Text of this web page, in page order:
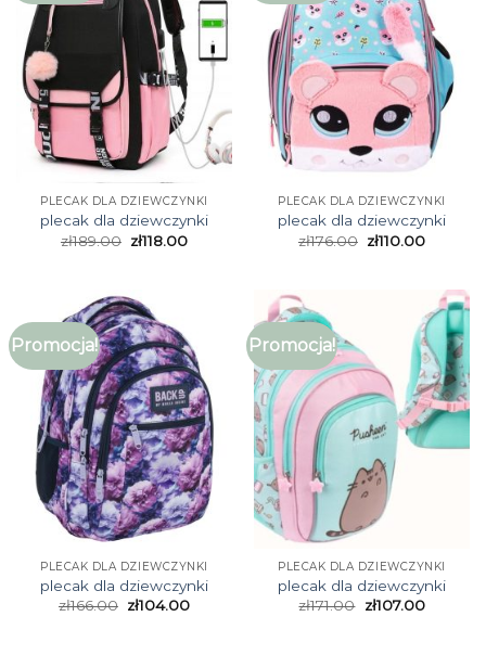
PLECAK DLA DZIEWCZYNKI
plecak dla dziewczynki
zł189.00 zł118.00
PLECAK DLA DZIEWCZYNKI
plecak dla dziewczynki
zł176.00 zł110.00
Promocja!
PLECAK DLA DZIEWCZYNKI
plecak dla dziewczynki
zł166.00 zł104.00
Promocja!
PLECAK DLA DZIEWCZYNKI
plecak dla dziewczynki
zł171.00 zł107.00